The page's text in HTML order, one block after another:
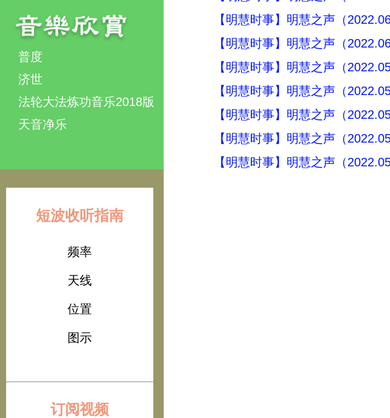
普度
济世
法轮大法炼功音乐2018版
天音净乐
短波收听指南
频率
天线
位置
图示
订阅视频
【明慧时事】明慧之声（
【明慧时事】明慧之声（
【明慧时事】明慧之声（
【明慧时事】明慧之声（
【明慧时事】明慧之声（
【明慧时事】明慧之声（
【明慧时事】明慧之声（